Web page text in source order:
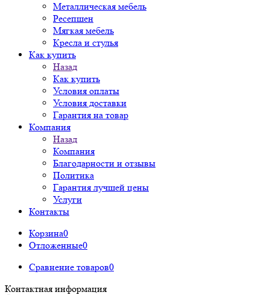
Металлическая мебель
Ресепшен
Мягкая мебель
Кресла и стулья
Как купить
Назад
Как купить
Условия оплаты
Условия доставки
Гарантия на товар
Компания
Назад
Компания
Благодарности и отзывы
Политика
Гарантия лучшей цены
Услуги
Контакты
Корзина0
Отложенные0
Сравнение товаров0
Контактная информация